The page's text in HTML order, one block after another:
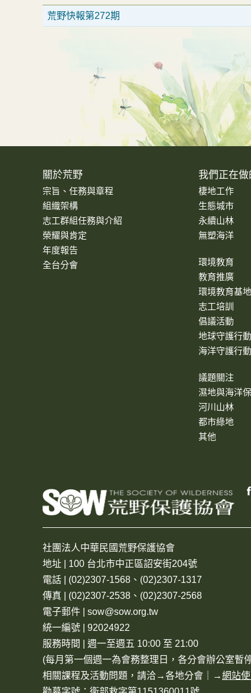
荒野快報第272期
關於荒野
宗旨、任務與章程
組織架構
志工群組任務與介紹
榮耀與肯定
年度報告
全台分會
我們正在做
棲地工作
生態城市
永續山林
無塑海洋
環境教育
教育推廣
環境教育基地
志工培訓
倡議活動
地球守護行動
海洋守護行動
議題關注
濕地與海洋
河川山林
都市綠地
其他
社團法人中華民國荒野保護協會
地址 | 100 台北市中正區詔安街204號
電話 | (02)2307-1568、(02)2307-1317
傳真 | (02)2307-2538、(02)2307-2568
電子郵件 | sow@sow.org.tw
統一編號 | 92024922
服務時間 | 週一至週五 10:00 至 21:00
(每月第一個週一為會務整理日，各分會辦公室暫
相關課程及活動問題，請洽→各地分會 ｜→網站使